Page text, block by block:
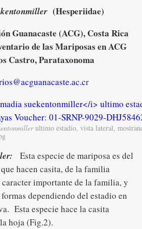
(Hesperiidae)
Guanacaste (ACG), Costa Rica
las Mariposas en ACG
Castro, Parataxonoma
r
ultimo estadío, vista lateral,
Esta especie de mariposa es del
hacen casita, de la familia
caracter importante de la familia, y
dependiendo del estadio en
Esta especie hace la casita
hoja (Fig.2).